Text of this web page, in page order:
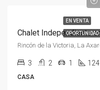
EN VENTA
OPORTUNIDAD
3 2 1 124
CASA